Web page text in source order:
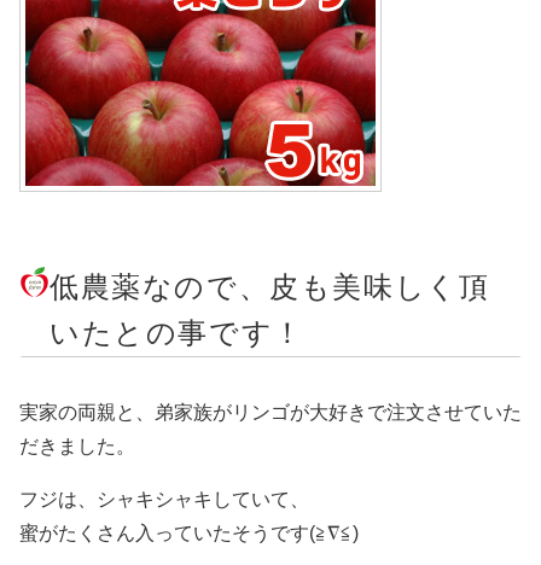
低農薬なので、皮も美味しく頂
いたとの事です！
実家の両親と、弟家族がリンゴが大好きで注文させていた
だきました。
フジは、シャキシャキしていて、
蜜がたくさん入っていたそうです(≧∇≦)